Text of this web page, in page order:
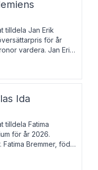
tilldela Jan Erik
för år
vardera. Jan Erik
från tyska. Han är
Ida
tilldela Fatima
för år 2026.
Bremmer, född
utkom i fjol med